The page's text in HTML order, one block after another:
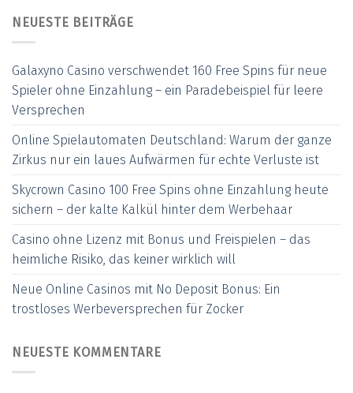
NEUESTE BEITRÄGE
Galaxyno Casino verschwendet 160 Free Spins für neue
Spieler ohne Einzahlung – ein Paradebeispiel für leere
Versprechen
Online Spielautomaten Deutschland: Warum der ganze
Zirkus nur ein laues Aufwärmen für echte Verluste ist
Skycrown Casino 100 Free Spins ohne Einzahlung heute
sichern – der kalte Kalkül hinter dem Werbehaar
Casino ohne Lizenz mit Bonus und Freispielen – das
heimliche Risiko, das keiner wirklich will
Neue Online Casinos mit No Deposit Bonus: Ein
trostloses Werbeversprechen für Zocker
NEUESTE KOMMENTARE